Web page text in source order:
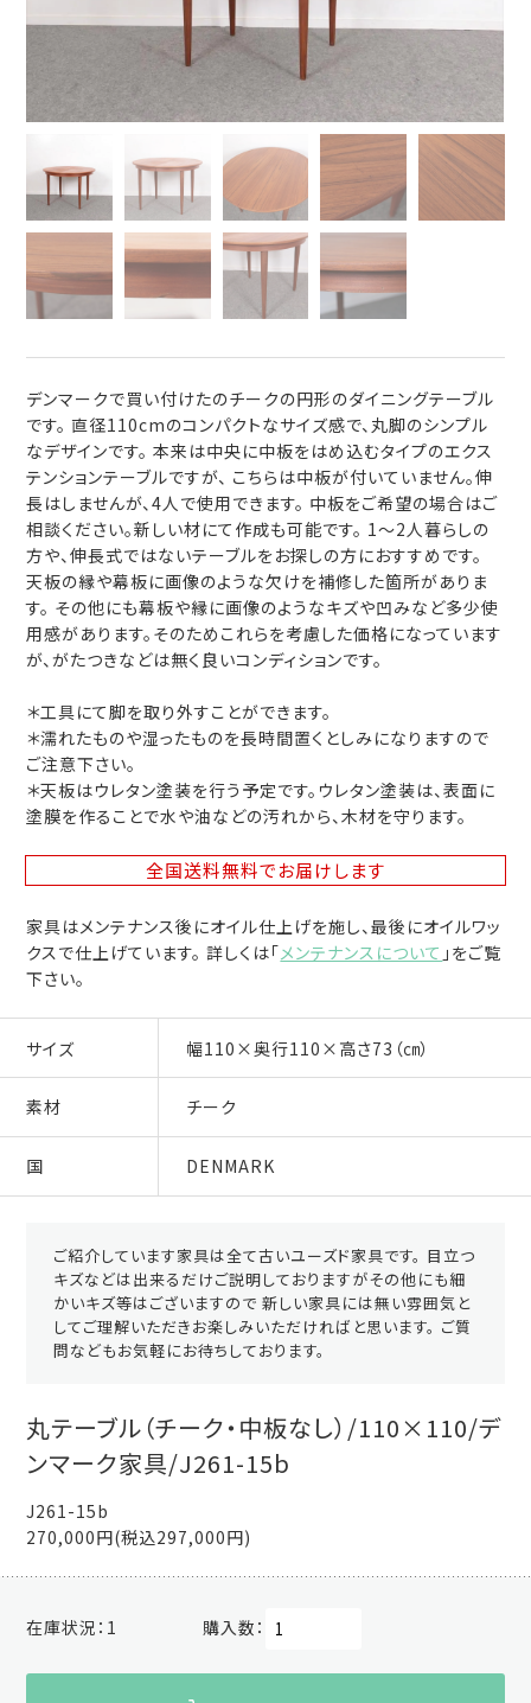
デンマークで買い付けたのチークの円形のダイニングテーブル
です。 直径110cmのコンパクトなサイズ感で、丸脚のシンプル
なデザインです。 本来は中央に中板をはめ込むタイプのエクス
テンションテーブルですが、 こちらは中板が付いていません。伸
長はしませんが、4人で使用できます。 中板をご希望の場合はご
相談ください。新しい材にて作成も可能です。 1～2人暮らしの
方や、伸長式ではないテーブルをお探しの方におすすめです。
天板の縁や幕板に画像のような欠けを補修した箇所がありま
す。 その他にも幕板や縁に画像のようなキズや凹みなど多少使
用感があります。そのためこれらを考慮した価格になっています
が、がたつきなどは無く良いコンディションです。
＊工具にて脚を取り外すことができます。
＊濡れたものや湿ったものを長時間置くとしみになりますので
ご注意下さい。
＊天板はウレタン塗装を行う予定です。ウレタン塗装は、表面に
塗膜を作ることで水や油などの汚れから、木材を守ります。
全国送料無料でお届けします
家具はメンテナンス後にオイル仕上げを施し、最後にオイルワッ
クスで仕上げています。 詳しくは「メンテナンスについて 」をご覧
下さい。
サイズ 幅110×奥行110×高さ73（㎝）
素材 チーク
国 DENMARK
ご紹介しています家具は全て古いユーズド家具です。 目立つ
キズなどは出来るだけご説明しておりますがその他にも細
かいキズ等はございますので 新しい家具には無い雰囲気と
してご理解いただきお楽しみいただければと思います。 ご質
問などもお気軽にお待ちしております。
丸テーブル（チーク・中板なし）/110×110/デ
ンマーク家具/J261-15b
J261-15b
270,000円(税込297,000円)
在庫状況： 1 購入数：